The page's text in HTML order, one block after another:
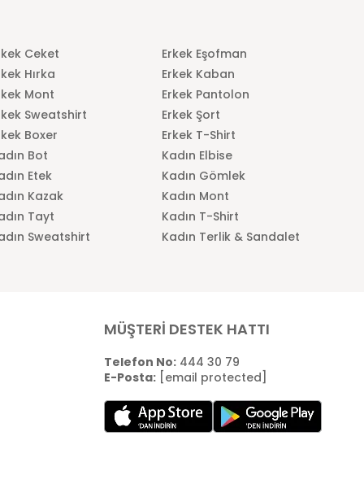
Ceket
Erkek Eşofman
Hırka
Erkek Kaban
Mont
Erkek Pantolon
Sweatshirt
Erkek Şort
Boxer
Erkek T-Shirt
Bot
Kadın Elbise
Etek
Kadın Gömlek
Kazak
Kadın Mont
Tayt
Kadın T-Shirt
Sweatshirt Kadın Terlik & Sandalet
MÜŞTERİ DESTEK HATTI
Telefon No:444 30 79
E-Posta: [email protected]